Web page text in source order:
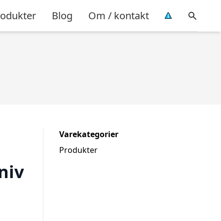
Blog Om / kontakt
Varekategorier
Produkter